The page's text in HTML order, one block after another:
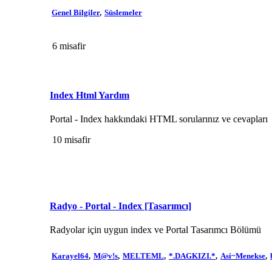
Genel Bilgiler Süslemeler
6 misafir
Index Html Yardım
Portal - Index hakkındaki HTML sorularınız ve cevapları
10 misafir
Radyo - Portal - Index [Tasarımcı]
Radyolar için uygun index ve Portal Tasarımcı Bölümü
Karayel64 M@v!s MELTEML *.DAGKIZI.* Asi~Menekse